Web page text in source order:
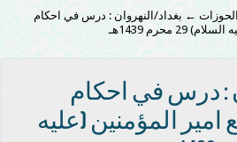
الحوزات ← بغداد/النهروان : درس في احكام
محرم 1439هـ
: درس في احكام
امير المؤمنين (عليه